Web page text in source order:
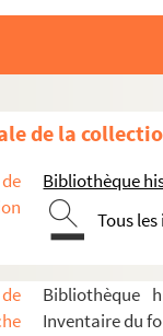
de la
Bibliothèque
Tous
Bibliothèque
Inventaire du
et l'opéra